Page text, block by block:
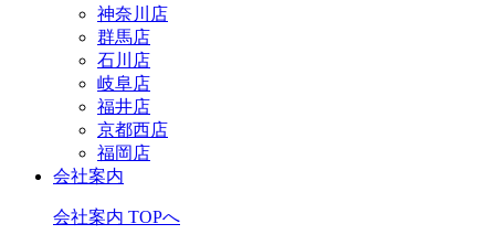
神奈川店
群馬店
石川店
岐阜店
福井店
京都西店
福岡店
会社案内
会社案内 TOPへ